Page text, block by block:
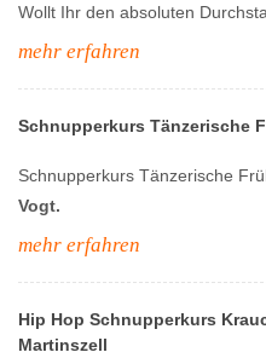
Wollt Ihr den absoluten
mehr erfahren
Schnupperkurs Tänzerische
Schnupperkurs Tänzerische
Vogt.
mehr erfahren
Hip Hop Schnupperkurs
Martinszell